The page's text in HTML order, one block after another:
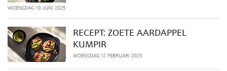
WOENSDAG 18 JUNI 2025
RECEPT: ZOETE AARDAPPEL
KUMPIR
WOENSDAG 12 FEBRUARI 2025